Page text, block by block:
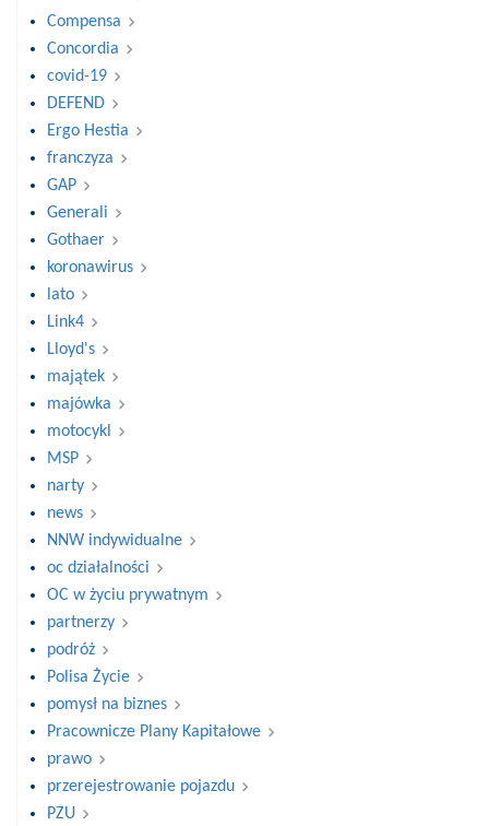
Compensa
Concordia
covid-19
DEFEND
Ergo Hestia
franczyza
GAP
Generali
Gothaer
koronawirus
lato
Link4
Lloyd's
majątek
majówka
motocykl
MSP
narty
news
NNW indywidualne
oc działalności
OC w życiu prywatnym
partnerzy
podróż
Polisa Życie
pomysł na biznes
Pracownicze Plany Kapitałowe
prawo
przerejestrowanie pojazdu
PZU